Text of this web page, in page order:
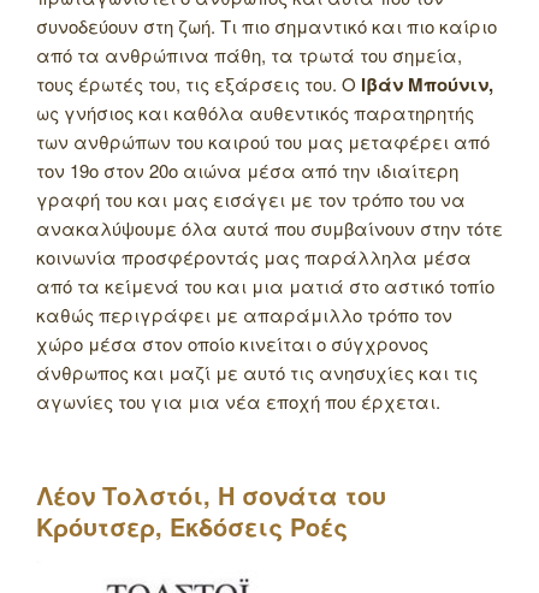
συνοδεύουν στη ζωή. Τι πιο σημαντικό και πιο καίριο
από τα ανθρώπινα πάθη, τα τρωτά του σημεία,
τους έρωτές του, τις εξάρσεις του. Ο Ιβάν Μπούνιν,
ως γνήσιος και καθόλα αυθεντικός παρατηρητής
των ανθρώπων του καιρού του μας μεταφέρει από
τον 19ο στον 20ο αιώνα μέσα από την ιδιαίτερη
γραφή του και μας εισάγει με τον τρόπο του να
ανακαλύψουμε όλα αυτά που συμβαίνουν στην τότε
κοινωνία προσφέροντάς μας παράλληλα μέσα
από τα κείμενά του και μια ματιά στο αστικό τοπίο
καθώς περιγράφει με απαράμιλλο τρόπο τον
χώρο μέσα στον οποίο κινείται ο σύγχρονος
άνθρωπος και μαζί με αυτό τις ανησυχίες και τις
αγωνίες του για μια νέα εποχή που έρχεται.
Λέον Τολστόι, Η σονάτα του
Κρόυτσερ, Εκδόσεις Ροές